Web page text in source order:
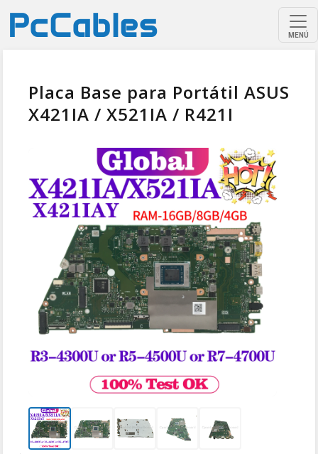
MENÚ
Placa Base para Portátil ASUS
X421IA / X521IA / R421I